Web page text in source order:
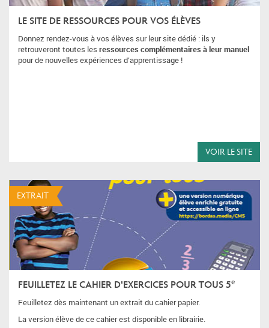
LE SITE DE RESSOURCES POUR VOS ÉLÈVES
Donnez rendez-vous à vos élèves sur leur site dédié : ils y
retrouveront toutes les ressources complémentaires à leur manuel
pour de nouvelles expériences d’apprentissage !
VOIR LE SITE
EXTRAIT
FEUILLETEZ LE CAHIER D'EXERCICES POUR TOUS 5e
Feuilletez dès maintenant un extrait du cahier papier.
La version élève de ce cahier est disponible en librairie.